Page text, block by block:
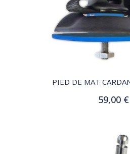
QUICK VIEW
PIED DE MAT
59,00 €
Ajouter au